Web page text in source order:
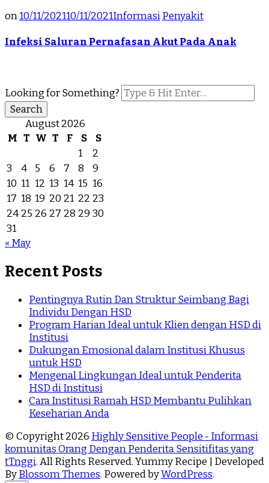
on10/11/202110/11/2021InformasiPenyakit
Infeksi Saluran Pernafasan Akut Pada Anak
Looking for Something?
August 2026
M T W T F S
S
1
2
3
4 5 6 7 8
9
10 11 12 13 14 15 16
17 18 19 20 21 22 23
24 25 26 27 28 29 30
31
« May
Recent Posts
Pentingnya Rutin Dan Struktur Seimbang Bagi
Individu Dengan HSD
Program Harian Ideal untuk Klien dengan HSD di
Institusi
Dukungan Emosional dalam Institusi Khusus
untuk HSD
Mengenal Lingkungan Ideal untuk Penderita
HSD di Institusi
Cara Institusi Ramah HSD Membantu Pulihkan
Keseharian Anda
© Copyright 2026 Highly Sensitive People - Informasi
komunitas Orang Dengan Penderita Sensitifitas yang
tTnggi. All Rights Reserved. Yummy Recipe | Developed
ByBlossom Themes. Powered byWordPress.